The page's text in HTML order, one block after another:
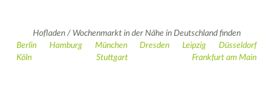
Hofladen / Wochenmarkt in der Nähe in Deutschland finden
Berlin
Hamburg München Dresden Leipzig
Düsseldorf
Köln
Stuttgart Frankfurt am Main